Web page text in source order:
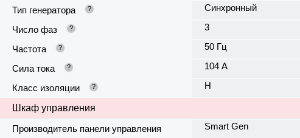
Тип генератора ? Синхронный
Число фаз ? 3
Частота ? 50 Гц
Сила тока ? 104 А
Класс изоляции ? H
Шкаф управления
Производитель панели управления
Smart Gen